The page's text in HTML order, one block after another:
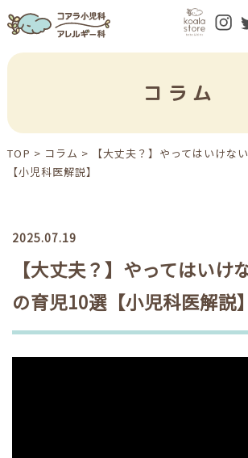
コラム
TOP > コラム >
【大丈夫？】やってはいけな
【小児科医解説】
2025.07.19
【大丈夫？】やってはいけ
の育児10選【小児科医解説】